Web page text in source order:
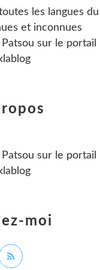
les langues du
et inconnues
Patsou sur le portail
moi
Patsou sur le portail